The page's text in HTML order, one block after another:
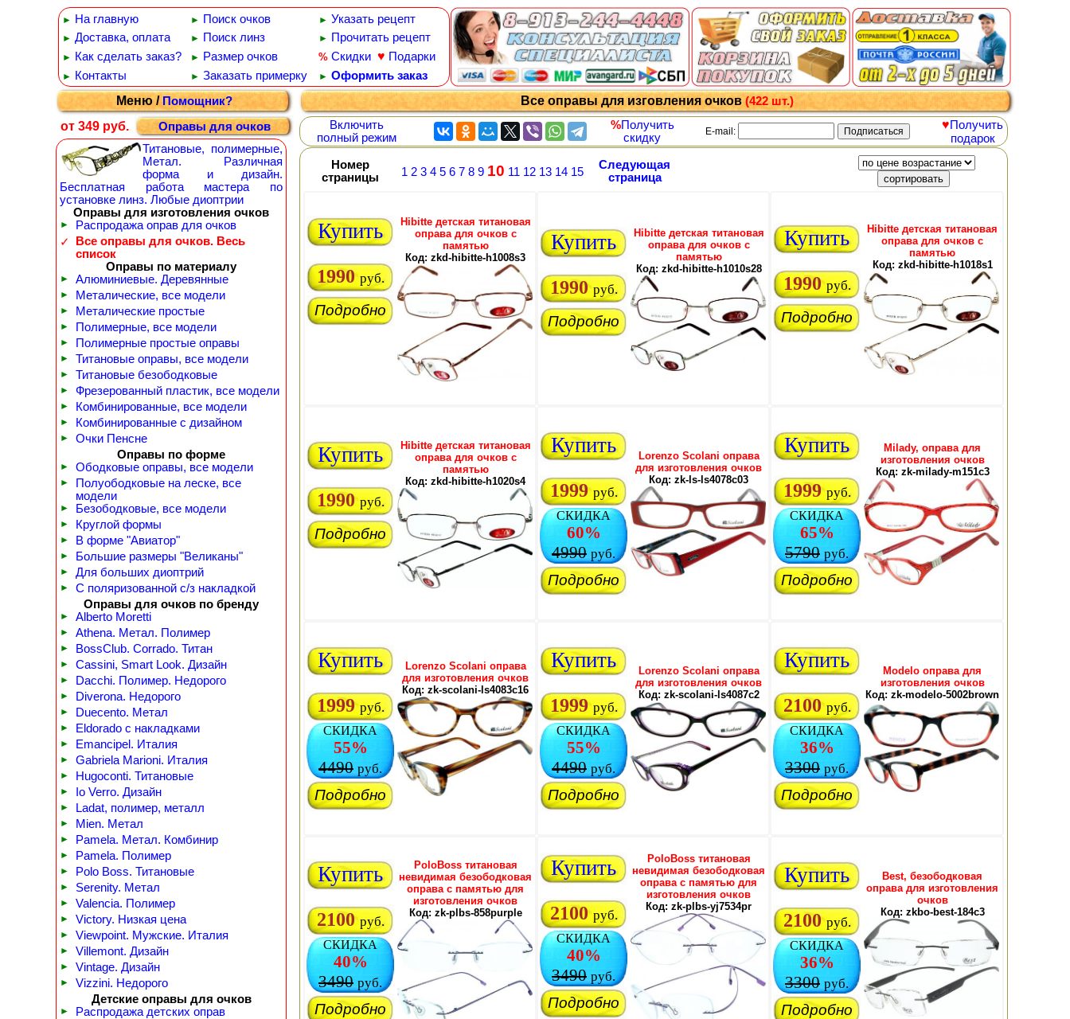
► На главную ► Поиск очков ► Указать рецепт
► Доставка, оплата ► Поиск линз ► Прочитать рецепт
► Как сделать заказ? ► Размер очков % Скидки ♥ Подарки
► Контакты ► Заказать примерку ► Оформить заказ
Меню /Помощник?
от 349 руб.
Оправы для очков
Титановые, полимерные,
Метал. Различная
форма и дизайн.
Бесплатная работа мастера по
установке линз. Любые диоптрии
Оправы для изготовления очков
►
Распродажа оправ для очков
✓
Все оправы для очков. Весь
список
Оправы по материалу
► Алюминиевые. Деревянные
► Металические, все модели
► Металические простые
► Полимерные, все модели
► Полимерные простые оправы
► Титановые оправы, все модели
► Титановые безободковые
► Фрезерованный пластик, все модели
► Комбинированные, все модели
► Комбинированные с дизайном
►
Очки Пенсне
Оправы по форме
► Ободковые оправы, все модели
►
Полуободковые на леске, все
модели
► Безободковые, все модели
► Круглой формы
► В форме "Авиатор"
► Большие размеры "Великаны"
► Для больших диоптрий
►
С поляризованной с/з накладкой
Оправы для очков по бренду
► Alberto Moretti
► Athena. Метал. Полимер
► BossClub. Corrado. Титан
► Cassini, Smart Look. Дизайн
► Dacchi. Полимер. Недорого
► Diverona. Недорого
► Duecento. Метал
► Eldorado с накладками
► Emancipel. Италия
► Gabriela Marioni. Италия
► Hugoconti. Титановые
► Io Verro. Дизайн
► Ladat, полимер, металл
► Mien. Метал
► Pamela. Метал. Комбинир
► Pamela. Полимер
► Polo Boss. Титановые
► Serenity. Метал
► Valencia. Полимер
► Victory. Низкая цена
► Viewpoint. Мужские. Италия
► Villemont. Дизайн
► Vintage. Дизайн
►
Vizzini. Недорого
Детские оправы для очков
► Распродажа детских оправ
Все оправы для изговления очков (422 шт.)
Включить
полный режим
%Получить
скидку
E-mail: ♥Получить
подарок
Номер
страницы
1 2 3 4 5 6 7 8 9 10 11 12 13 14 15
Следующая
страница
Купить
1990 руб.
Подробно
Hibitte детская титановая
оправа для очков с
памятью
Код: zkd-hibitte-h1008s3
Купить
1990 руб.
Подробно
Hibitte детская титановая
оправа для очков с
памятью
Код: zkd-hibitte-h1010s28
Купить
1990 руб.
Подробно
Hibitte детская титановая
оправа для очков с
памятью
Код: zkd-hibitte-h1018s1
Купить
1990 руб.
Подробно
Hibitte детская титановая
оправа для очков с
памятью
Код: zkd-hibitte-h1020s4
Купить
1999 руб.
СКИДКА
60%
4990 руб.
Подробно
Lorenzo Scolani оправа
для изготовления очков
Код: zk-ls-ls4078c03
Купить
1999 руб.
СКИДКА
65%
5790 руб.
Подробно
Milady, оправа для
изготовления очков
Код: zk-milady-m151c3
Купить
1999 руб.
СКИДКА
55%
4490 руб.
Подробно
Lorenzo Scolani оправа
для изготовления очков
Код: zk-scolani-ls4083c16
Купить
1999 руб.
СКИДКА
55%
4490 руб.
Подробно
Lorenzo Scolani оправа
для изготовления очков
Код: zk-scolani-ls4087c2
Купить
2100 руб.
СКИДКА
36%
3300 руб.
Подробно
Modelo оправа для
изготовления очков
Код: zk-modelo-5002brown
Купить
2100 руб.
СКИДКА
40%
3490 руб.
Подробно
PoloBoss титановая
невидимая безободковая
оправа с памятью для
изготовления очков
Код: zk-plbs-858purple
Купить
2100 руб.
СКИДКА
40%
3490 руб.
Подробно
PoloBoss титановая
невидимая безободковая
оправа с памятью для
изготовления очков
Код: zk-plbs-yj7534pr
Купить
2100 руб.
СКИДКА
36%
3300 руб.
Подробно
Best, безободковая
оправа для изготовления
очков
Код: zkbo-best-184c3